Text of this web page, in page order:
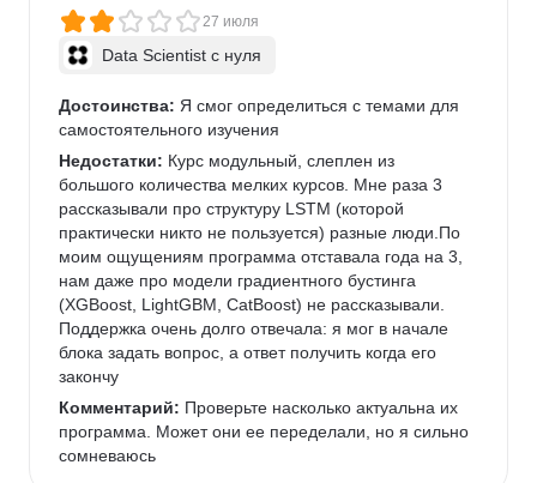
27 июля
Data Scientist с нуля
Достоинства: Я смог определиться с темами для
самостоятельного изучения
Недостатки: Курс модульный, слеплен из
большого количества мелких курсов. Мне раза 3
рассказывали про структуру LSTM (которой
практически никто не пользуется) разные люди.По
моим ощущениям программа отставала года на 3,
нам даже про модели градиентного бустинга
(XGBoost, LightGBM, CatBoost) не рассказывали.
Поддержка очень долго отвечала: я мог в начале
блока задать вопрос, а ответ получить когда его
закончу
Комментарий: Проверьте насколько актуальна их
программа. Может они ее переделали, но я сильно
сомневаюсь